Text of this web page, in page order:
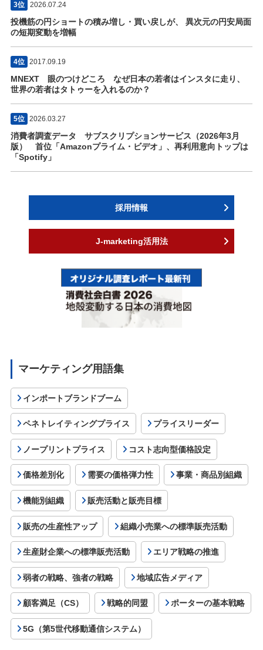
3位 2026.07.24
投機筋の円ショートの積み増し・買い戻しが、 異次元の円安局面
の短期変動を増幅
4位 2017.09.19
MNEXT 眼のつけどころ なぜ日本の若者はインスタに走り、
世界の若者はタトゥーを入れるのか？
5位 2026.03.27
消費者調査データ サブスクリプションサービス（2026年3月
版） 首位「Amazonプライム・ビデオ」、再利用意向トップは
「Spotify」
採用情報
J-marketing活用法
マーケティング用語集
インポートブランドブーム
ペネトレイティングプライス プライスリーダー
ノープリントプライス コスト志向型価格設定
価格差別化 需要の価格弾力性 事業・商品別組織
機能別組織 販売活動と販売目標
販売の生産性アップ 組織小売業への標準販売活動
生産財企業への標準販売活動 エリア戦略の推進
弱者の戦略、強者の戦略 地域広告メディア
顧客満足（CS） 戦略的同盟 ポーターの基本戦略
5G（第5世代移動通信システム）